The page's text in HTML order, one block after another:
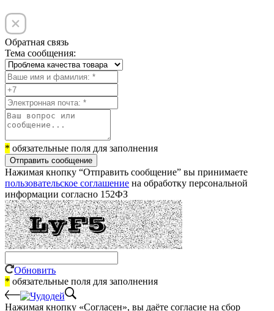
Обратная связь
Тема сообщения:
* обязательные поля для заполнения
Отправить сообщение
Нажимая кнопку “Отправить сообщение” вы принимаете
пользовательское соглашение на обработку персональной
информации согласно 152ФЗ
Обновить
* обязательные поля для заполнения
Нажимая кнопку «Согласен», вы даёте cогласие на сбор